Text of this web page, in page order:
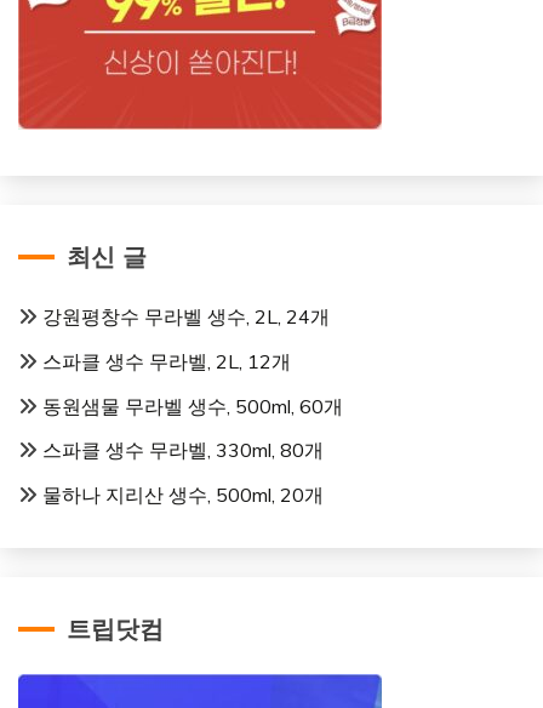
최신 글
강원평창수 무라벨 생수, 2L, 24개
스파클 생수 무라벨, 2L, 12개
동원샘물 무라벨 생수, 500ml, 60개
스파클 생수 무라벨, 330ml, 80개
물하나 지리산 생수, 500ml, 20개
트립닷컴